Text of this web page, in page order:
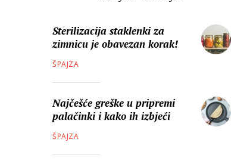
Sterilizacija staklenki za
zimnicu je obavezan korak!
ŠPAJZA
Najčešće greške u pripremi
palačinki i kako ih izbjeći
ŠPAJZA